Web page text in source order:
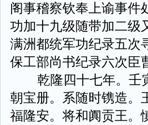
阁事稽察钦奉上谕事件
功加十九级随带加二级
满洲都统军功纪录五次
保工部尚书纪录六次臣
乾隆四十七年。壬寅
朝宝册。系随时镌造。
福隆安。将和阗贡王。